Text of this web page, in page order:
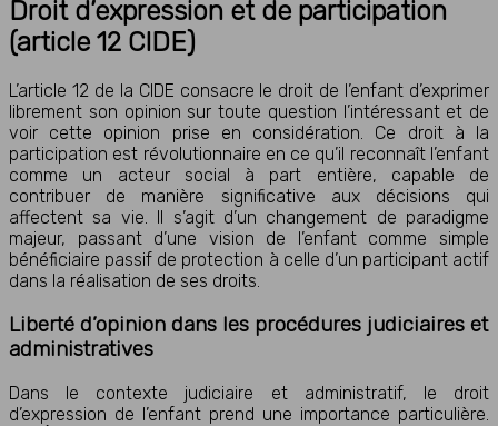
Droit d’expression et de participation
(article 12 CIDE)
L’article 12 de la CIDE consacre le droit de l’enfant d’exprimer
librement son opinion sur toute question l’intéressant et de
voir cette opinion prise en considération. Ce droit à la
participation est révolutionnaire en ce qu’il reconnaît l’enfant
comme un acteur social à part entière, capable de
contribuer de manière significative aux décisions qui
affectent sa vie. Il s’agit d’un changement de paradigme
majeur, passant d’une vision de l’enfant comme simple
bénéficiaire passif de protection à celle d’un participant actif
dans la réalisation de ses droits.
Liberté d’opinion dans les procédures judiciaires et
administratives
Dans le contexte judiciaire et administratif, le droit
d’expression de l’enfant prend une importance particulière.